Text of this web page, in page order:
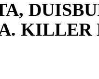
KILLER